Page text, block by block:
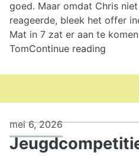
goed. Maar omdat Chris
reageerde, bleek het offer
Mat in 7 zat er aan te
TomContinue reading
interne
mei 6, 2026